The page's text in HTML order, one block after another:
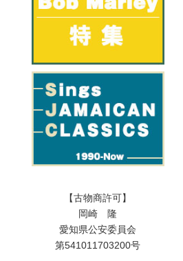
【古物商許可】
岡崎 隆
愛知県公安委員会
第541011703200号